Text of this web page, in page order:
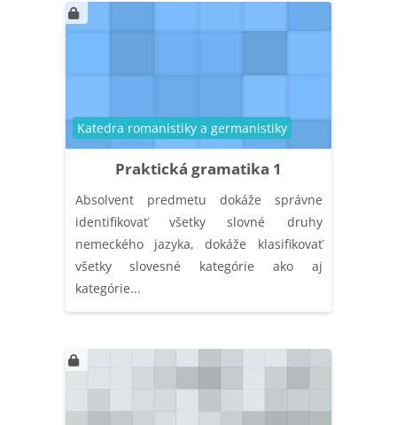
Praktická gramatika 1
Kategória kurzu
Katedra romanistiky a germanistiky
Absolvent predmetu dokáže správne
identifikovať všetky slovné druhy
nemeckého jazyka, dokáže klasifikovať
všetky slovesné kategórie ako aj
kategórie...